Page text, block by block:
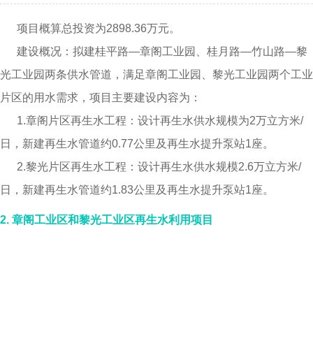
项目概算总投资为2898.36万元。
建设概况：拟建桂平路—章阁工业园、桂月路—竹山路—黎
光工业园两条供水管道，满足章阁工业园、黎光工业园两个工业
片区的用水需求，项目主要建设内容为：
1.章阁片区再生水工程：设计再生水供水规模为2万立方米/
日，新建再生水管道约0.77公里及再生水提升泵站1座。
2.黎光片区再生水工程：设计再生水供水规模2.6万立方米/
日，新建再生水管道约1.83公里及再生水提升泵站1座。
2. 章阁工业区和黎光工业区再生水利用项目